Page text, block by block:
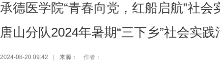
承德医学院“青春向党，红船启航”社
唐山分队2024年暑期“三下乡”社会实
2024-08-20 09:42 来源： 作者：